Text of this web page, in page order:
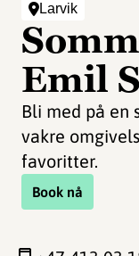
Larvik
Emil
Bli med på en
vakre
favoritter.
Book nå